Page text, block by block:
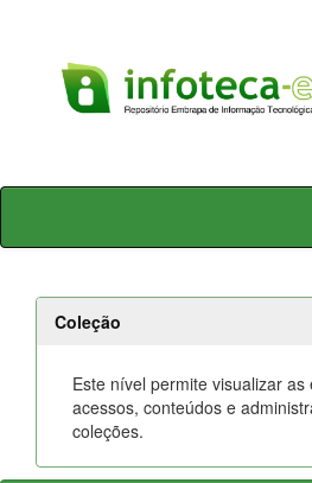
Skip
Coleção
Este nível permite visualizar
acessos, conteúdos e
coleções.